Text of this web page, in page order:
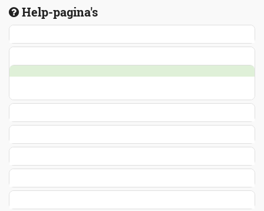
Help-pagina's